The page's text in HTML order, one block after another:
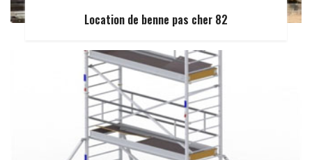
Location de benne pas cher 82